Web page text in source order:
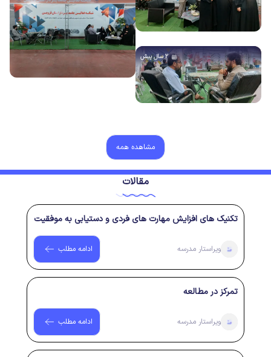
۲ سال پیش
مشاهده همه
مقالات
تکنیک های افزایش مهارت های فردی و دستیابی به موفقیت
ویراستار مدرسه ادامه مطلب
تمرکز در مطالعه
ویراستار مدرسه ادامه مطلب